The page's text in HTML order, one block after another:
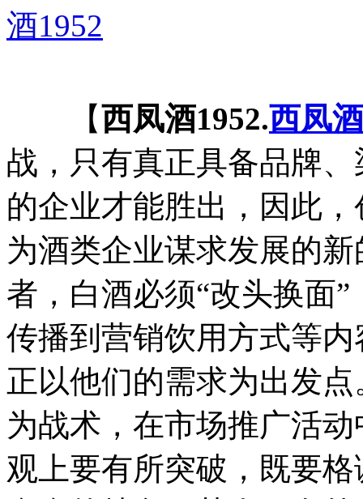
酒1952
【西凤酒1952.西凤
战，只有真正具备品牌
的企业才能胜出，因此
为酒类企业谋求发展的
者，白酒必须“改头换面
传播到营销饮用方式等
正以他们的需求为出发
为战术，在市场推广活
观上要有所突破，既要